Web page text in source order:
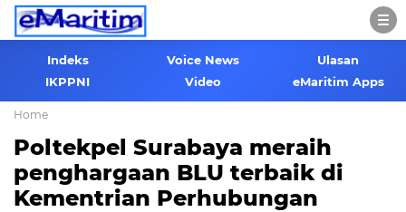
Indeks Voice News
Ulasan
IKPPNI
Video eMaritim Apps
Home
Poltekpel Surabaya meraih
penghargaan BLU terbaik di
Kementrian Perhubungan